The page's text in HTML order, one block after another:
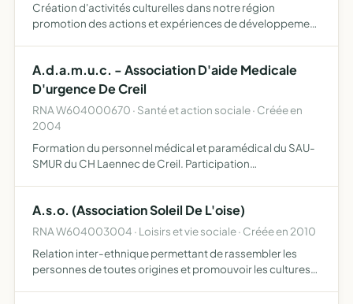
Création d'activités culturelles dans notre région
promotion des actions et expériences de développement
Picardi…
A.d.a.m.u.c. - Association D'aide Medicale
D'urgence De Creil
RNA W604000670 · Santé et action sociale · Créée en
2004
Formation du personnel médical et paramédical du SAU-
SMUR du CH Laennec de Creil. Participation
des urgences-…
A.s.o. (Association Soleil De L'oise)
RNA W604003004 · Loisirs et vie sociale · Créée en 2010
Relation inter-ethnique permettant de rassembler les
personnes de toutes origines et promouvoir les cultures